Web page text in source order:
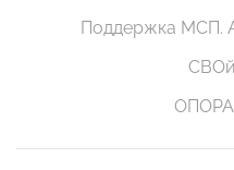
Поддержка МСП.